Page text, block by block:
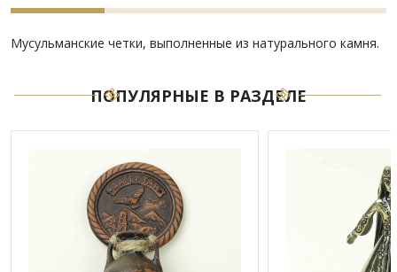
Мусульманские четки, выполненные из натурального камня.
ПОПУЛЯРНЫЕ В РАЗДЕЛЕ